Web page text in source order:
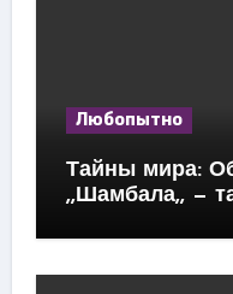
Любопытно
Тайны мира:
,,Шамбала,, —